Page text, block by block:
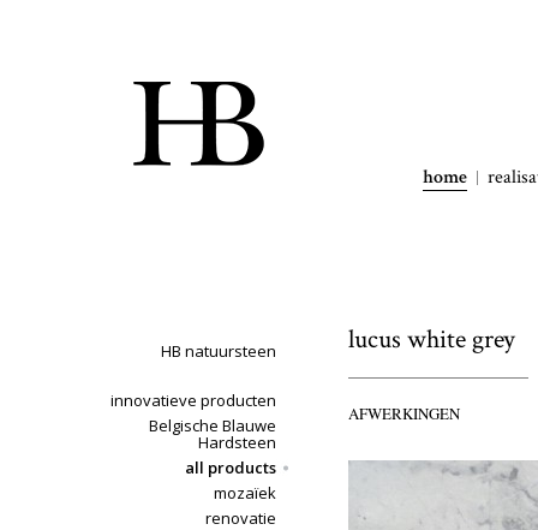
home
HB natuursteen
innovatieve producten
Belgische Blauwe
Hardsteen
all products
mozaïek
renovatie
lucus white grey
AFWERKINGEN